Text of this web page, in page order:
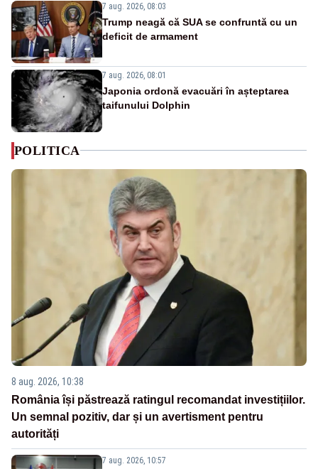
7 aug. 2026, 08:03
Trump neagă că SUA se confruntă cu un
deficit de armament
7 aug. 2026, 08:01
Japonia ordonă evacuări în așteptarea
taifunului Dolphin
POLITICA
8 aug. 2026, 10:38
România își păstrează ratingul recomandat investițiilor.
Un semnal pozitiv, dar și un avertisment pentru
autorități
7 aug. 2026, 10:57